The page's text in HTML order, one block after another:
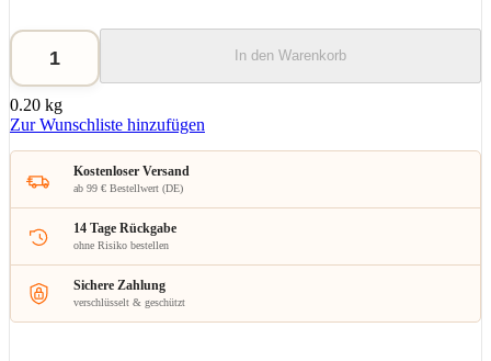
In den Warenkorb
0.20 kg
Zur Wunschliste hinzufügen
Kostenloser Versand
ab 99 € Bestellwert (DE)
14 Tage Rückgabe
ohne Risiko bestellen
Sichere Zahlung
verschlüsselt & geschützt